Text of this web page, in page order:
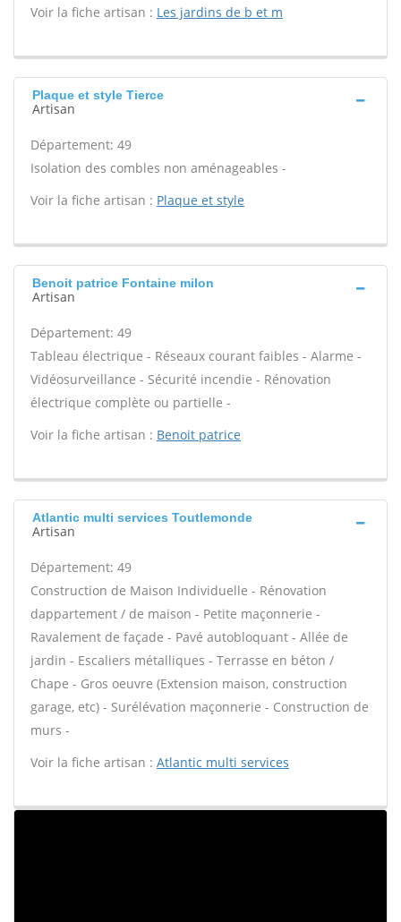
Voir la fiche artisan : Les jardins de b et m
Plaque et style Tierce
Artisan
Département: 49
Isolation des combles non aménageables -
Voir la fiche artisan : Plaque et style
Benoit patrice Fontaine milon
Artisan
Département: 49
Tableau électrique - Réseaux courant faibles - Alarme -
Vidéosurveillance - Sécurité incendie - Rénovation
électrique complète ou partielle -
Voir la fiche artisan : Benoit patrice
Atlantic multi services Toutlemonde
Artisan
Département: 49
Construction de Maison Individuelle - Rénovation
dappartement / de maison - Petite maçonnerie -
Ravalement de façade - Pavé autobloquant - Allée de
jardin - Escaliers métalliques - Terrasse en béton /
Chape - Gros oeuvre (Extension maison, construction
garage, etc) - Surélévation maçonnerie - Construction de
murs -
Voir la fiche artisan : Atlantic multi services